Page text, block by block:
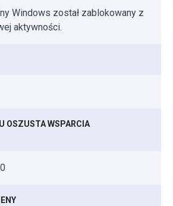
Windows został zablokowany z
aktywności.
OSZUSTA WSPARCIA